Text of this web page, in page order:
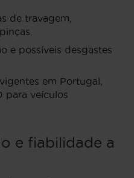
de travagem,
e possíveis desgastes
em Portugal,
para veículos
e fiabilidade a